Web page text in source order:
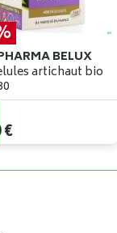
BELUX
artichaut bio
€